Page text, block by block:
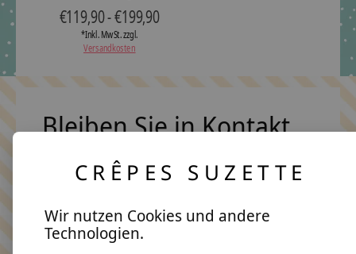
€119,90 - €199,90
*Inkl. MwSt. zzgl.
Versandkosten
Bleiben Sie in Kontakt
Keine Sorge, wir übertreiben es nicht
CRÊPES SUZETTE
Wir nutzen Cookies und andere
Technologien.